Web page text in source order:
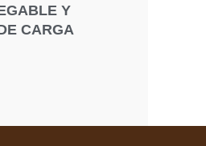
Y
CARGA